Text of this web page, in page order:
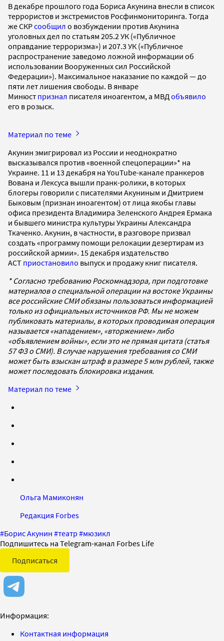
В декабре прошлого года Бориса Акунина внесли в список
террористов и экстремистов Росфинмониторинга. Тогда
же СКРсообщил о возбуждении против Акунина
уголовных дел по статьям 205.2 УК («Публичное
оправдание терроризма») и 207.3 УК («Публичное
распространение заведомо ложной информации об
использовании Вооруженных сил Российской
Федерации»). Максимальное наказание по каждой — до
пяти лет лишения свободы. В январе
Минюст признал писателя иноагентом, а МВД объявило
его в розыск.
Материал по теме
Акунин эмигрировал из России и неоднократно
высказывался против «военной спецоперации»* на
Украине. 11 и 13 декабря на YouTube-канале пранкеров
Вована и Лексуса вышли пранк-ролики, в которых
блогеры говорили с писателями Акуниным и Дмитрием
Быковым (признан иноагентом) от лица якобы главы
офиса президента Владимира Зеленского Андрея Ермака
и бывшего министра культуры Украины Александра
Ткаченко. Акунин, в частности, в разговоре призвал
создать «программу помощи релокации дезертирам из
российской армии». 15 декабря издательство
АСТ приостановило выпуск и продажу книг писателя.
* Согласно требованию Роскомнадзора, при подготовке
материалов о специальной операции на востоке Украины
все российские СМИ обязаны пользоваться информацией
только из официальных источников РФ. Мы не можем
публиковать материалы, в которых проводимая операция
называется «нападением», «вторжением» либо
«объявлением войны», если это не прямая цитата (статья
57 ФЗ о СМИ). В случае нарушения требования со СМИ
может быть взыскан штраф в размере 5 млн рублей, также
может последовать блокировка издания.
Материал по теме
Ольга Мамиконян
Редакция Forbes
#Борис Акунин #театр #мюзикл
Подпишитесь на Telegram-канал Forbes Life
Подписаться
Информация:
Контактная информация